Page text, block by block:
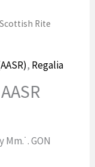
Rite
, Regalia
Mm.˙. GON